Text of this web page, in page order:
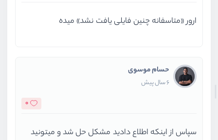
ارور «متاسفانه چنین فایلی یافت نشد» میده
حسام موسوی
6 سال پیش
0
سپاس از اینکه اطلاع دادید مشکل حل شد و میتونید